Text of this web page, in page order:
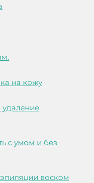
на кожу
удаление
с умом и без
воском